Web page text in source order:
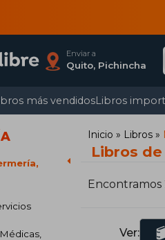
Enviar a
Quito, Pichincha
más vendidosLibros
Inicio Libros
Libros
Encontramos
Ver: